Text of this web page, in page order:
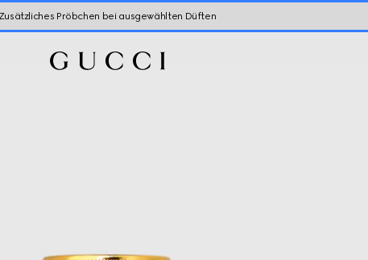
Zusätzliches Pröbchen bei ausgewählten Düften